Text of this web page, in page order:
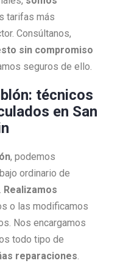
tarifas más
Consúltanos,
sin compromiso
seguros de ello.
técnicos
en San
, podemos
ordinario de
Realizamos
o las modificamos
Nos encargamos
todo tipo de
reparaciones.